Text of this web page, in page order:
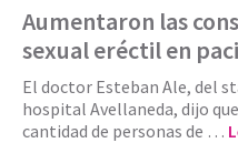
Aumentaron las
sexual eréctil en
El doctor Esteban Ale, del
hospital Avellaneda, dijo
cantidad de personas de …